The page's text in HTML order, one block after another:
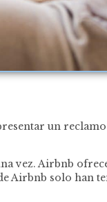
un
Airbnb
solo han